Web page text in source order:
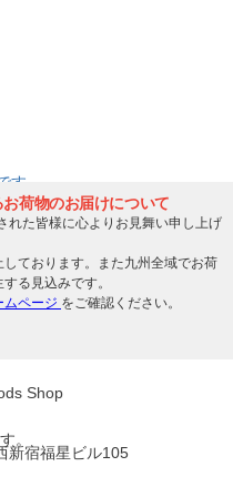
新宿福星ビル105
す。
取寄せ商品は対象外
。